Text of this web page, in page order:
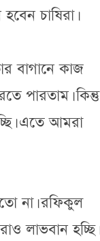
চাষিরা।
বাগানে কাজ
পারতাম। কিন্তু
এতে আমরা
না। রফিকুল
লাভবান হচ্ছি।